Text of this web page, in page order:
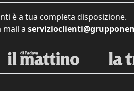
è a tua completa disposizione.
mail a